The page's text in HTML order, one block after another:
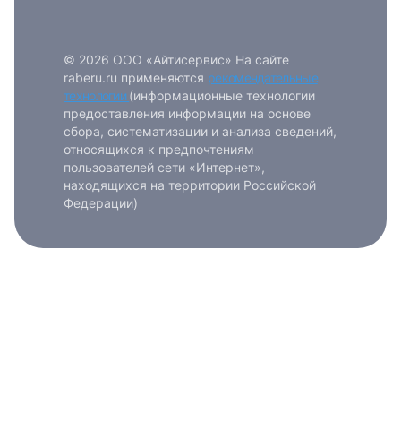
© 2026 ООО «Айтисервис» На сайте
raberu.ru применяются рекомендательные
технологии (информационные технологии
предоставления информации на основе
сбора, систематизации и анализа сведений,
относящихся к предпочтениям
пользователей сети «Интернет»,
находящихся на территории Российской
Федерации)